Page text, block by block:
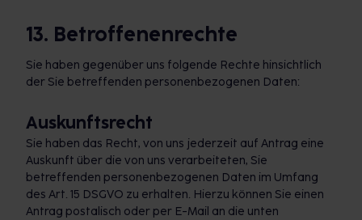
13. Betroffenenrechte
Sie haben gegenüber uns folgende Rechte hinsichtlich
der Sie betreffenden personenbezogenen Daten:
Auskunftsrecht
Sie haben das Recht, von uns jederzeit auf Antrag eine
Auskunft über die von uns verarbeiteten, Sie
betreffenden personenbezogenen Daten im Umfang
des Art. 15 DSGVO zu erhalten. Hierzu können Sie einen
Antrag postalisch oder per E-Mail an die unten